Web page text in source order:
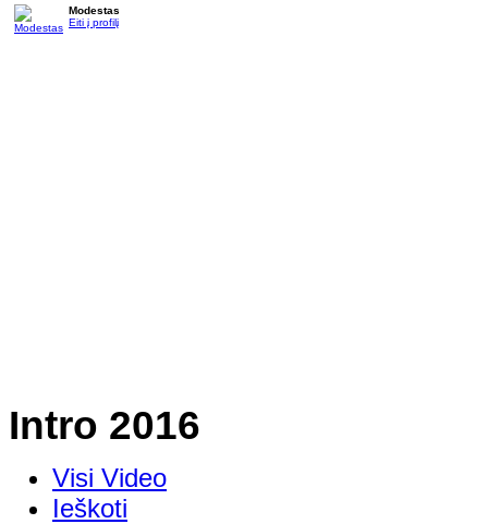
Modestas
Eiti į profilį
Intro 2016
Visi Video
Ieškoti